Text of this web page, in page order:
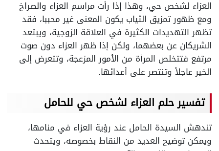
العزاء لشخص حي، وهذا إذا رأت مراسم العزاء والصراخ
ومع ظهور تمزيق الثياب يكون المعنى غير محببا، فقد
تظهر التهديدات الكثيرة في العلاقة الزوجية، ويبتعد
الشريكان عن بعضهما، ولكن إذا ظهر العزاء دون صوت
مرتفع فتتخلص المرأة من الأمور المزعجة، وتتعرض إلى
الخير عاجلاً وتنتصر على أعدائها.
تفسير حلم العزاء لشخص حي للحامل
تندهش السيدة الحامل عند رؤية العزاء في منامها،
ويمكن توضيح العديد من النقاط بخصوصه، ويتحدث